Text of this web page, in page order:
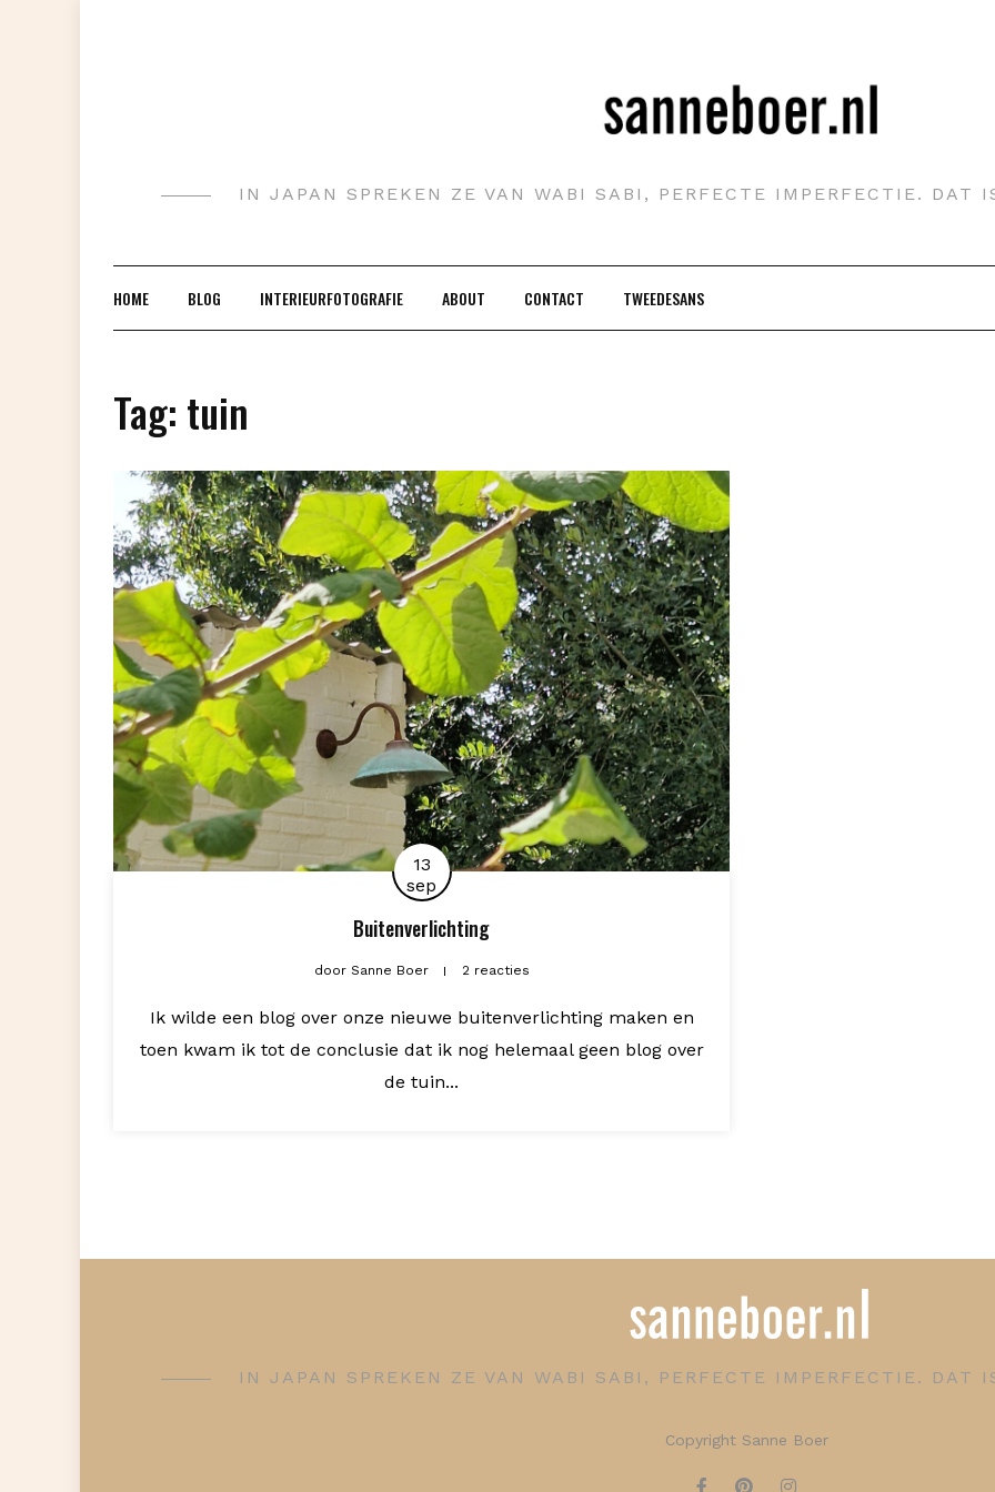
IN JAPAN SPREKEN ZE VAN WABI SABI, PERFECTE IMPERFECTIE. DAT
HOME BLOG INTERIEURFOTOGRAFIE ABOUT CONTACT TWEEDESANS
Tag: tuin
13
sep
Buitenverlichting
doorSanne Boer 2 reacties
Ik wilde een blog over onze nieuwe buitenverlichting maken en
toen kwam ik tot de conclusie dat ik nog helemaal geen blog over
de tuin...
IN JAPAN SPREKEN ZE VAN WABI SABI, PERFECTE IMPERFECTIE. DAT
Copyright Sanne Boer